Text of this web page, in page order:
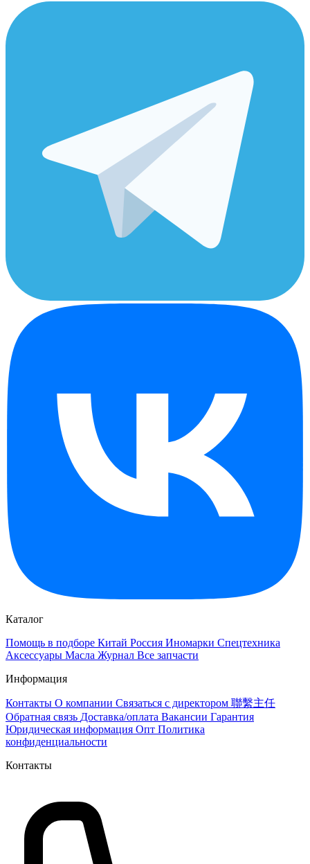
Каталог
Помощь в подборе Китай Россия Иномарки Спецтехника
Аксессуары Масла Журнал Все запчасти
Информация
Контакты О компании Связаться с директором 聯繫主任
Обратная связь Доставка/оплата Вакансии Гарантия
Юридическая информация Опт Политика
конфиденциальности
Контакты